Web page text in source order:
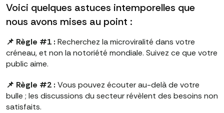
Voici quelques astuces intemporelles que
nous avons mises au point :
📌 Règle #1 : Recherchez la microviralité dans votre
créneau, et non la notoriété mondiale. Suivez ce que votre
public aime.
📌 Règle #2 : Vous pouvez écouter au-delà de votre
bulle ; les discussions du secteur révèlent des besoins non
satisfaits.